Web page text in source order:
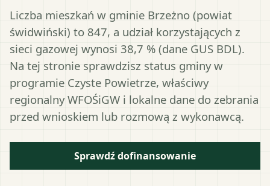
Liczba mieszkań w gminie Brzeżno (powiat
świdwiński) to 847, a udział korzystających z
sieci gazowej wynosi 38,7 % (dane GUS BDL).
Na tej stronie sprawdzisz status gminy w
programie Czyste Powietrze, właściwy
regionalny WFOŚiGW i lokalne dane do zebrania
przed wnioskiem lub rozmową z wykonawcą.
Sprawdź dofinansowanie